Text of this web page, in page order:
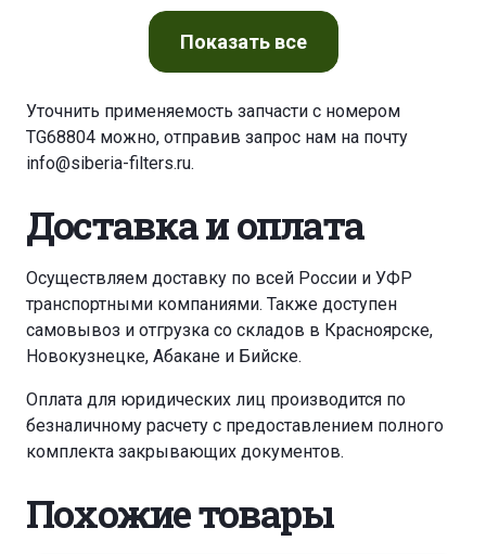
Показатьвсе
Уточнить применяемость запчасти с номером
TG68804 можно, отправив запрос нам на почту
info@siberia-filters.ru.
Доставка и оплата
Осуществляем доставку по всей России и УФР
транспортными компаниями. Также доступен
самовывоз и отгрузка со складов в Красноярске,
Новокузнецке, Абакане и Бийске.
Оплата для юридических лиц производится по
безналичному расчету с предоставлением полного
комплекта закрывающих документов.
Похожие товары